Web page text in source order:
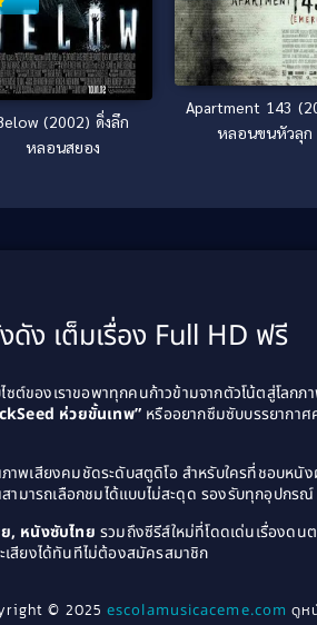
(2002) ดิ่งลึก
หลอนสยอง
Apartment 143
หลอนขนหัวลุก
ง เต็มเรื่อง Full HD ฟรี
ของเราขอพาทุกคนก้าวข้ามจากตัวโน้ตสู่โลก
ห่วยขั้นเทพ” หรืออยากซึมซับบรรยากา
าพเสียงคมชัดระดับสตูดิโอ สำหรับใครที่ชอบห
ามารถเลือกชมได้แบบไม่สะดุด รองรับทุกอุปกร
, หนังซับไทย รวมถึงซีรีส์ใหม่ที่โดดเด่นเรื่องด
สียงได้ทันทีไม่ต้องสมัครสมาชิก
© 2025escolamusicaceme.com ดูห